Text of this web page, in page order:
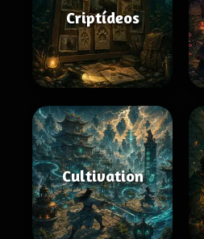
Criptídeos
Cultivation